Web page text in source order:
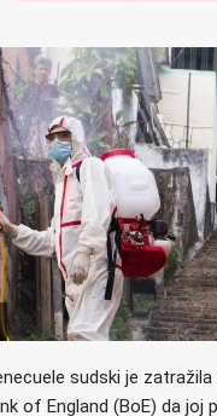
sudski je
of England (BoE) da joj